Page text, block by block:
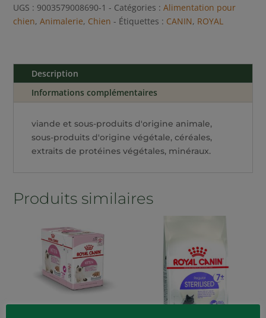
UGS : 9003579008690-1 Catégories :Alimentation pour
chien,Animalerie, Chien Étiquettes : CANIN, ROYAL
Description
Informations complémentaires
viande et sous-produits d'origine animale,
sous-produits d'origine végétale, céréales,
extraits de protéines végétales, minéraux.
Produits similaires